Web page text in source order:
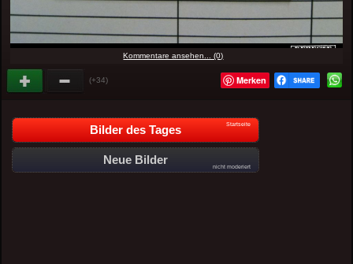
Kommentare ansehen... (0)
(+34) Merken
Bilder des Tages Startseite
Neue Bilder
nicht moderiert